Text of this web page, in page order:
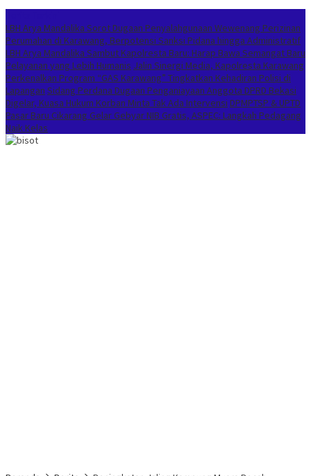
LBH Arya Mandalika Sorot Dugaan Penyalahgunaan Wewenang Perizinan
Perumahan di Karawang, Berpotensi Sanksi Pidana hingga Administratif
LBH Arya Mandalika Sambut Kapolresta Baru: Harap Bawa Semangat Baru
Pelayanan yang Lebih Humanis Jalin Sinergi Media, Kapolresta Karawang
Perkenalkan Program “GAS Karawang” Tingkatkan Kehadiran Polisi di
Lapangan Sidang Perdana Dugaan Penganiayaan Anggota DPRD Bekasi
Digelar, Kuasa Hukum Korban Minta Tak Ada Intervensi DPMPTSP & UPTD
Pasar Baru Cikarang Gelar Gebyar NIB Gratis, ASPEC: Langkah Pedagang
Naik Kelas